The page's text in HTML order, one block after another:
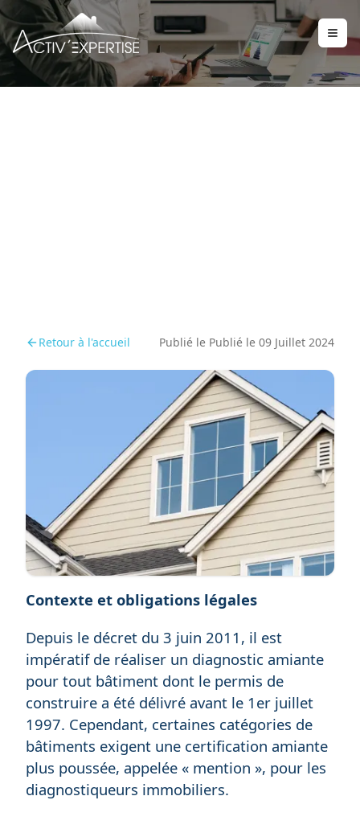
Retour à l'accueil Publié le Publié le 09 Juillet 2024
Contexte et obligations légales
Depuis le décret du 3 juin 2011, il est
impératif de réaliser un diagnostic amiante
pour tout bâtiment dont le permis de
construire a été délivré avant le 1er juillet
1997. Cependant, certaines catégories de
bâtiments exigent une certification amiante
plus poussée, appelée « mention », pour les
diagnostiqueurs immobiliers.